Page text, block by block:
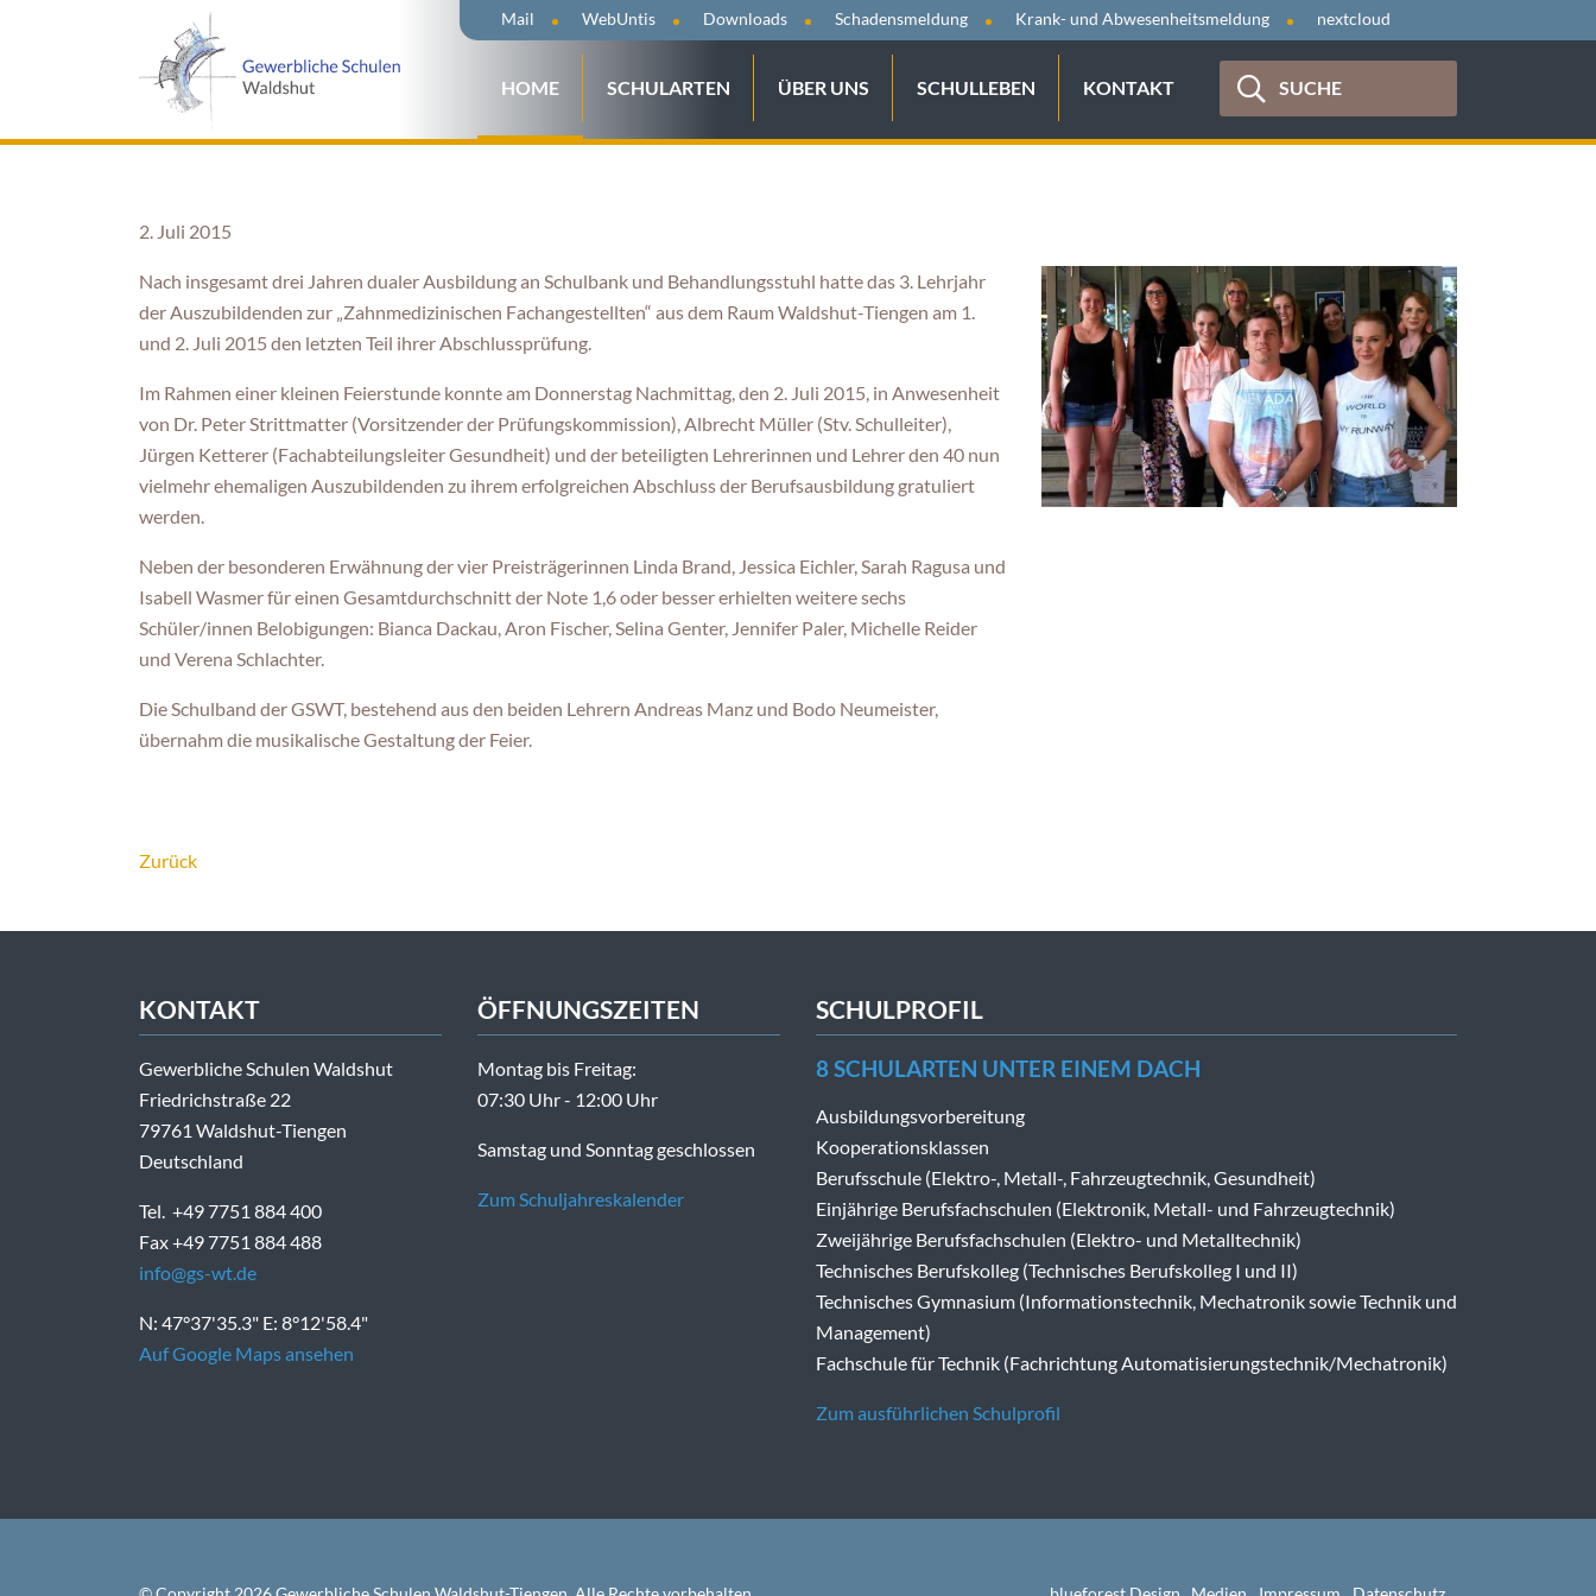
Navigation
überspringen
Mail WebUntis Downloads Schadensmeldung Krank- und Abwesenheitsmeldung nextcloud
überspringen
HOME SCHULARTEN ÜBER UNS SCHULLEBEN KONTAKT
2. Juli 2015
Nach insgesamt drei Jahren dualer Ausbildung an Schulbank und Behandlungsstuhl hatte das 3. Lehrjahr
der Auszubildenden zur „Zahnmedizinischen Fachangestellten“ aus dem Raum Waldshut-Tiengen am 1.
und 2. Juli 2015 den letzten Teil ihrer Abschlussprüfung.
Im Rahmen einer kleinen Feierstunde konnte am Donnerstag Nachmittag, den 2. Juli 2015, in Anwesenheit
von Dr. Peter Strittmatter (Vorsitzender der Prüfungskommission), Albrecht Müller (Stv. Schulleiter),
Jürgen Ketterer (Fachabteilungsleiter Gesundheit) und der beteiligten Lehrerinnen und Lehrer den 40 nun
vielmehr ehemaligen Auszubildenden zu ihrem erfolgreichen Abschluss der Berufsausbildung gratuliert
werden.
Neben der besonderen Erwähnung der vier Preisträgerinnen Linda Brand, Jessica Eichler, Sarah Ragusa und
Isabell Wasmer für einen Gesamtdurchschnitt der Note 1,6 oder besser erhielten weitere sechs
Schüler/innen Belobigungen: Bianca Dackau, Aron Fischer, Selina Genter, Jennifer Paler, Michelle Reider
und Verena Schlachter.
Die Schulband der GSWT, bestehend aus den beiden Lehrern Andreas Manz und Bodo Neumeister,
übernahm die musikalische Gestaltung der Feier.
Zurück
KONTAKT
Gewerbliche Schulen Waldshut
Friedrichstraße 22
79761 Waldshut-Tiengen
Deutschland
Tel. +49 7751 884 400
Fax +49 7751 884 488
info@gs-wt.de
N: 47°37'35.3" E: 8°12'58.4"
Auf Google Maps ansehen
ÖFFNUNGSZEITEN
Montag bis Freitag:
07:30 Uhr - 12:00 Uhr
Samstag und Sonntag geschlossen
Zum Schuljahreskalender
SCHULPROFIL
8 SCHULARTEN UNTER EINEM DACH
Ausbildungsvorbereitung
Kooperationsklassen
Berufsschule (Elektro-, Metall-, Fahrzeugtechnik, Gesundheit)
Einjährige Berufsfachschulen (Elektronik, Metall- und Fahrzeugtechnik)
Zweijährige Berufsfachschulen (Elektro- und Metalltechnik)
Technisches Berufskolleg (Technisches Berufskolleg I und II)
Technisches Gymnasium (Informationstechnik, Mechatronik sowie Technik und
Management)
Fachschule für Technik (Fachrichtung Automatisierungstechnik/Mechatronik)
Zum ausführlichen Schulprofil
Navigation